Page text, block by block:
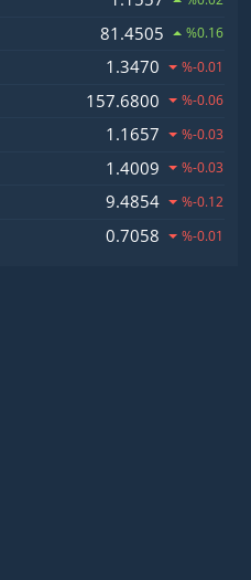
81.4505 %0.16
1.3470 %-0.01
157.6800 %-0.06
1.1657 %-0.03
1.4009 %-0.03
9.4854 %-0.12
0.7058 %-0.01